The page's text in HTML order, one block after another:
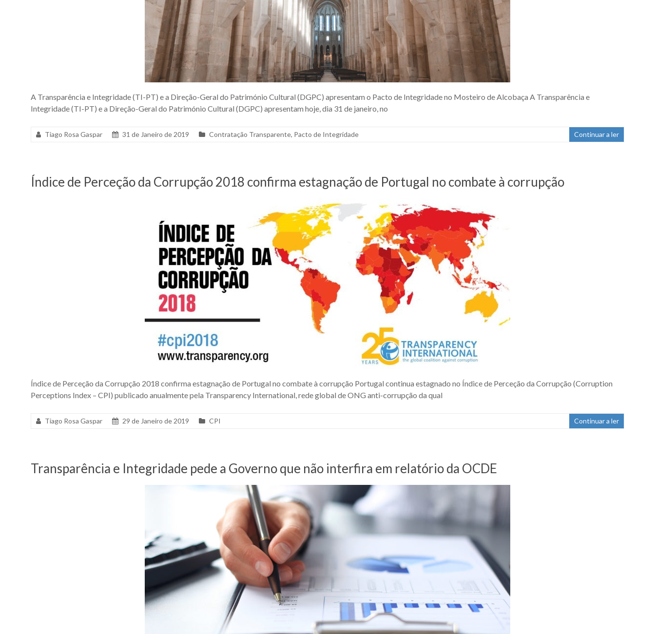
A Transparência e Integridade (TI-PT) e a Direção-Geral do Património Cultural (DGPC) apresentam o Pacto de Integridade no Mosteiro de Alcobaça A Transparência e
Integridade (TI-PT) e a Direção-Geral do Património Cultural (DGPC) apresentam hoje, dia 31 de janeiro, no
Tiago Rosa Gaspar 31 de Janeiro de 2019 Contratação Transparente, Pacto de Integridade Continuar a ler
Índice de Perceção da Corrupção 2018 confirma estagnação de Portugal no combate à corrupção
Índice de Perceção da Corrupção 2018 confirma estagnação de Portugal no combate à corrupção Portugal continua estagnado no Índice de Perceção da Corrupção (Corruption
Perceptions Index – CPI) publicado anualmente pela Transparency International, rede global de ONG anti-corrupção da qual
Tiago Rosa Gaspar 29 de Janeiro de 2019 CPI Continuar a ler
Transparência e Integridade pede a Governo que não interfira em relatório da OCDE